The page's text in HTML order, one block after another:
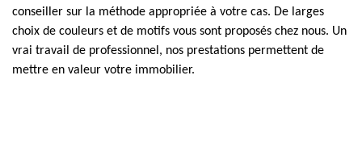
conseiller sur la méthode appropriée à votre cas. De larges
choix de couleurs et de motifs vous sont proposés chez nous. Un
vrai travail de professionnel, nos prestations permettent de
mettre en valeur votre immobilier.